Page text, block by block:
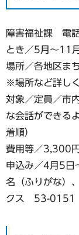
障害福祉課 電
とき／5月～11
場所／各地区ま
※場所など詳し
対象／定員／市
な会話ができる
着順）
費用等／3,300
申込み／4月5日
名（ふりがな）
クス 53-0151